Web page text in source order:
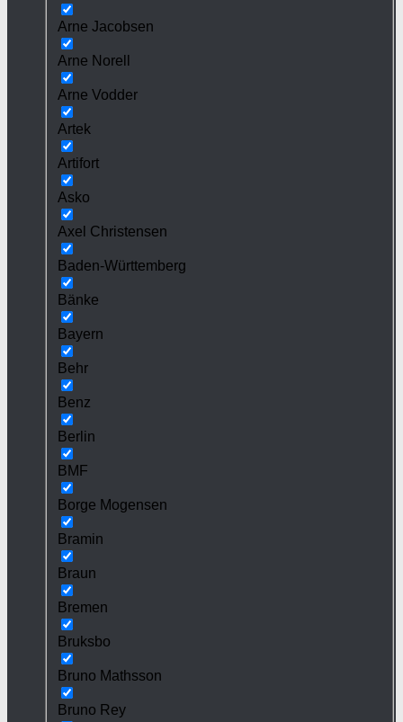
Arne Jacobsen
Arne Norell
Arne Vodder
Artek
Artifort
Asko
Axel Christensen
Baden-Württemberg
Bänke
Bayern
Behr
Benz
Berlin
BMF
Borge Mogensen
Bramin
Braun
Bremen
Bruksbo
Bruno Mathsson
Bruno Rey